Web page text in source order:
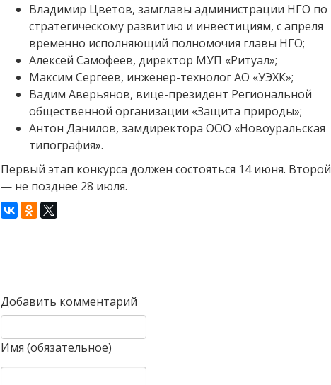
Владимир Цветов, замглавы администрации НГО по
стратегическому развитию и инвестициям, с апреля
временно исполняющий полномочия главы НГО;
Алексей Самофеев, директор МУП «Ритуал»;
Максим Сергеев, инженер-технолог АО «УЭХК»;
Вадим Аверьянов, вице-президент Региональной
общественной организации «Защита природы»;
Антон Данилов, замдиректора ООО «Новоуральская
типография».
Первый этап конкурса должен состояться 14 июня. Второй
— не позднее 28 июля.
Добавить комментарий
Имя (обязательное)